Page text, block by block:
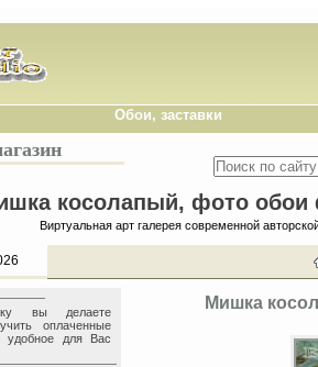
Обои, заставки
косолапый, фото обои
Виртуальная арт галерея современной
вы делаете
оплаченные
удобное для Вас
Мишка